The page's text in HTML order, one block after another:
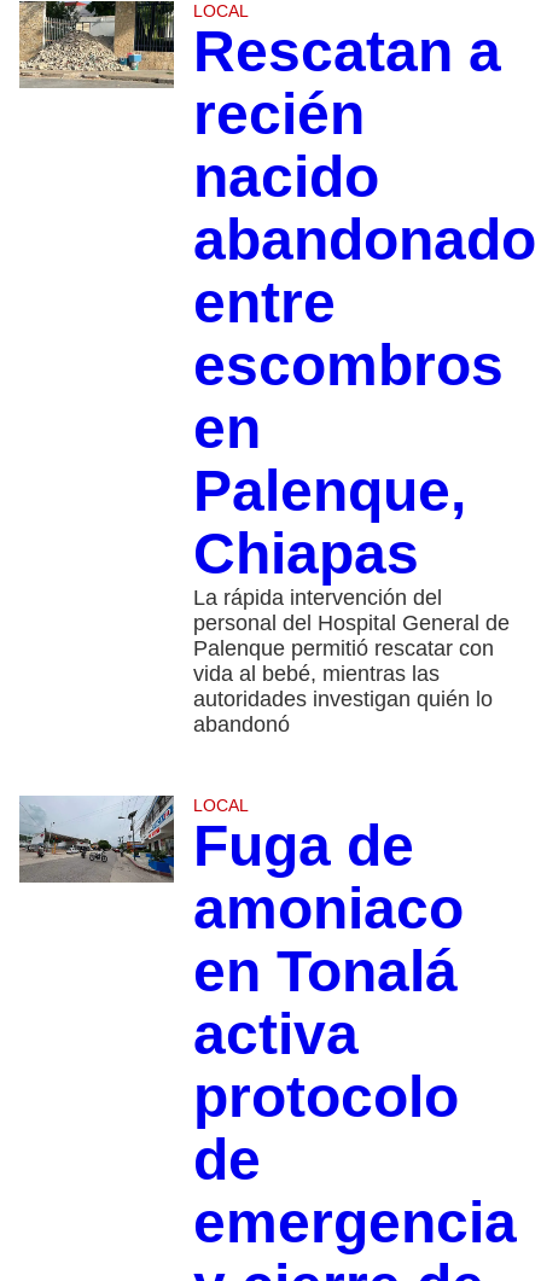
LOCAL
Rescatan a
recién
nacido
abandonado
entre
escombros
en
Palenque,
Chiapas
La rápida intervención del
personal del Hospital General de
Palenque permitió rescatar con
vida al bebé, mientras las
autoridades investigan quién lo
abandonó
LOCAL
Fuga de
amoniaco
en Tonalá
activa
protocolo
de
emergencia